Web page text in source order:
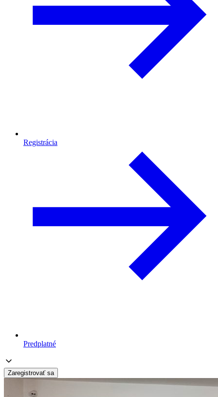
Registrácia
Predplatné
Zaregistrovať sa